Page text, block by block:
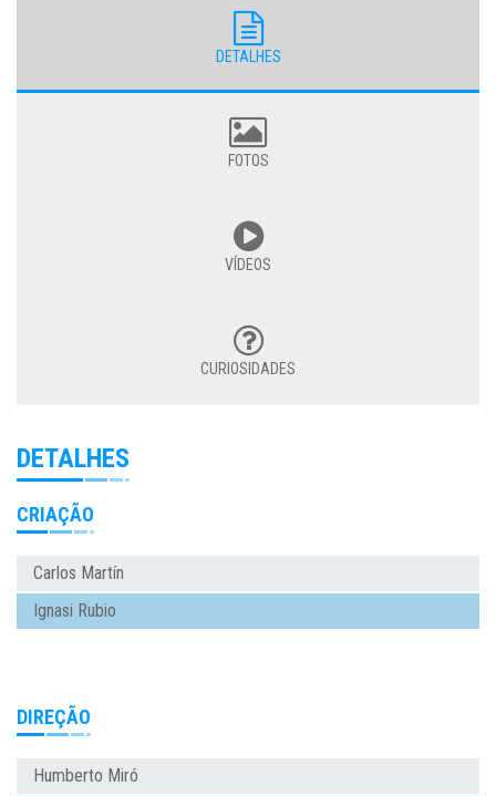
DETALHES
FOTOS
VÍDEOS
CURIOSIDADES
DETALHES
CRIAÇÃO
Carlos Martín
Ignasi Rubio
DIREÇÃO
Humberto Miró